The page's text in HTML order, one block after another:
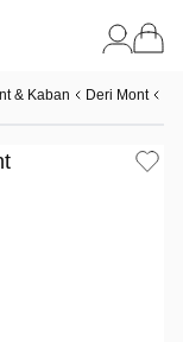
& Kaban Deri Mont